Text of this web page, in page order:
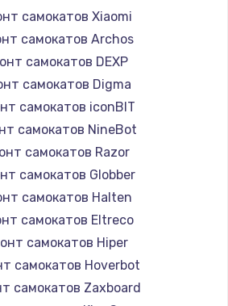
электронного модуля
управления
600 руб.
конфорки
1100 руб.
платы сенсора
900 руб.
самокатов Xiaomi
самокатов Archos
самокатов DEXP
самокатов Digma
самокатов iconBIT
самокатов NineBot
самокатов Razor
самокатов Globber
самокатов Halten
самокатов Eltreco
самокатов Hiper
самокатов Hoverbot
самокатов Zaxboard